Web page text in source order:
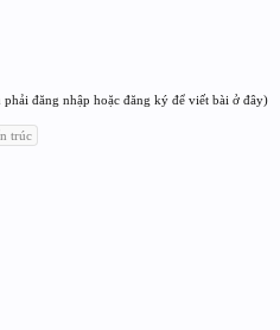
phải đăng nhập hoặc đăng ký để viết bài ở đây)
trúc